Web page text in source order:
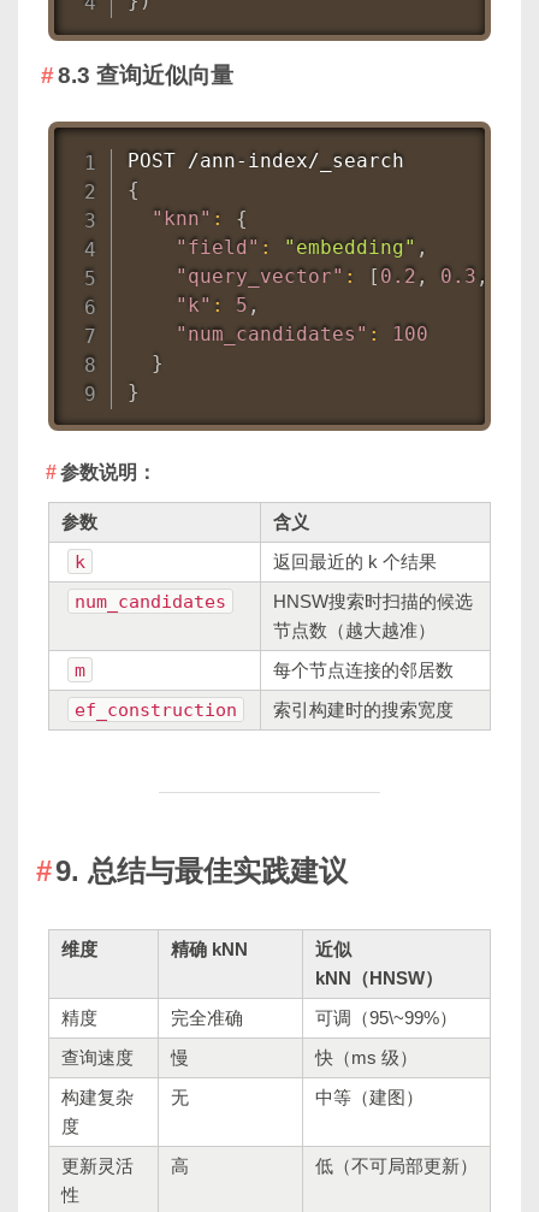
8.3 查询近似向量
{
"knn" :
{
"field" : "embedding" ,
"query_vector" : [ 0.2 , 0.3 ,
"k" : 5 ,
"num_candidates" :
100
}
}
参数说明：
参数
含义
k
返回最近的 k 个结果
num_candidates
HNSW搜索时扫描的候选
节点数（越大越准）
m
每个节点连接的邻居数
ef_construction
索引构建时的搜索宽度
9. 总结与最佳实践建议
维度 精确 kNN
近似
kNN（HNSW）
精度
完全准确
可调（95\~99%）
查询速度
慢
快（ms 级）
构建复杂
度
无 中等（建图）
更新灵活
性
高 低（不可局部更新）